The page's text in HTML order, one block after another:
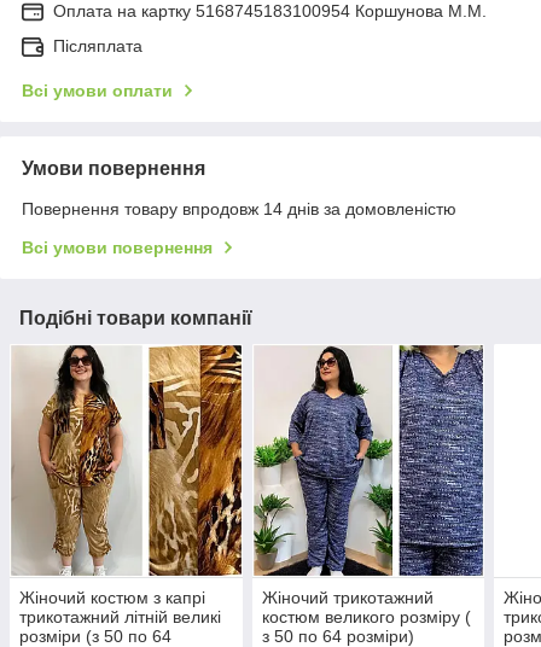
Оплата на картку 5168745183100954 Коршунова М.М.
Післяплата
Всі умови оплати
Умови повернення
Повернення товару впродовж 14 днів за домовленістю
Всі умови повернення
Подібні товари компанії
Жіночий костюм з капрі
трикотажний літній великі
розміри (з 50 по 64
Жіночий трикотажний
костюм великого розміру (
з 50 по 64 розміри)